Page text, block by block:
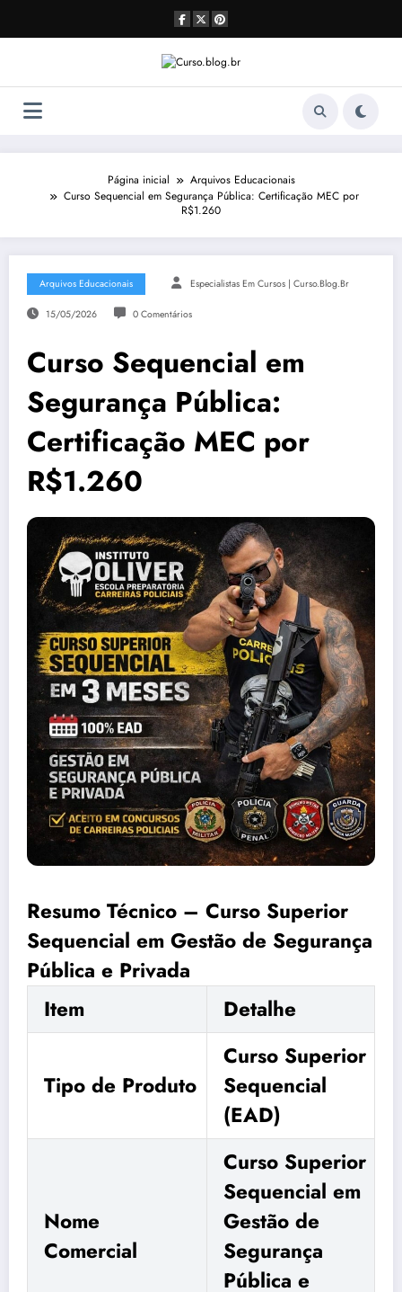
o
Página inicial
Arquivos Educacionais
Curso Sequencial em Segurança Pública: Certificação MEC por
R$1.260
Arquivos Educacionais Especialistas Em Cursos | Curso.blog.br
15/05/2026 0 Comentários
Curso Sequencial em
Segurança Pública:
Certificação MEC por
R$1.260
Resumo Técnico – Curso Superior
Sequencial em Gestão de Segurança
Pública e Privada
Item
Detalhe
Tipo de Produto
Curso Superior
Sequencial
(EAD)
Nome
Comercial
Curso Superior
Sequencial em
Gestão de
Segurança
Pública e